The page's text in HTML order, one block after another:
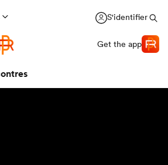
S'identifier
Get the app